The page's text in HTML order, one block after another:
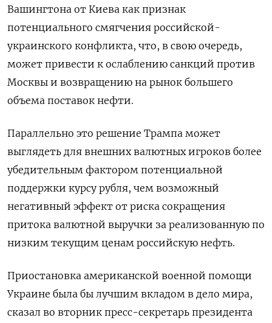
Вашингтона от Киева как признак
потенциального смягчения российской-
украинского конфликта, что, в свою очередь,
может привести к ослаблению санкций против
Москвы и возвращению на рынок большего
объема поставок нефти.
Параллельно это решение Трампа может
выглядеть для внешних валютных игроков более
убедительным фактором потенциальной
поддержки курсу рубля, чем возможный
негативный эффект от риска сокращения
притока валютной выручки за реализованную по
низким текущим ценам российскую нефть.
Приостановка американской военной помощи
Украине была бы лучшим вкладом в дело мира,
сказал во вторник пресс-секретарь президента